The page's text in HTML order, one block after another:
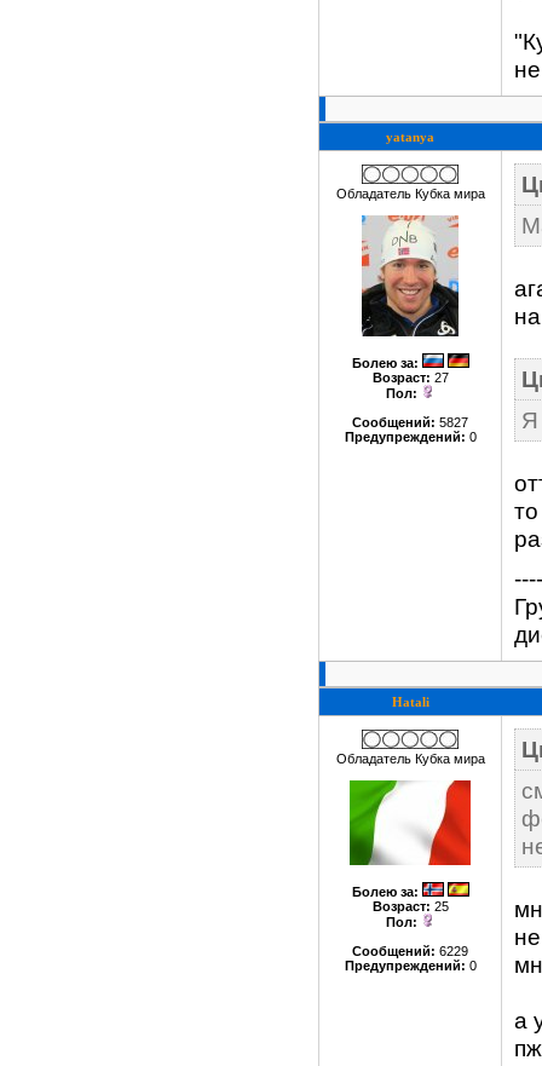
yatanya
Обладатель Кубка мира
Болею за:
Возраст: 27
Пол:
Сообщений: 5827
Предупреждений: 0
Я
Hatali
Обладатель Кубка мира
Болею за:
Возраст: 25
Пол:
Сообщений: 6229
Предупреждений: 0
а